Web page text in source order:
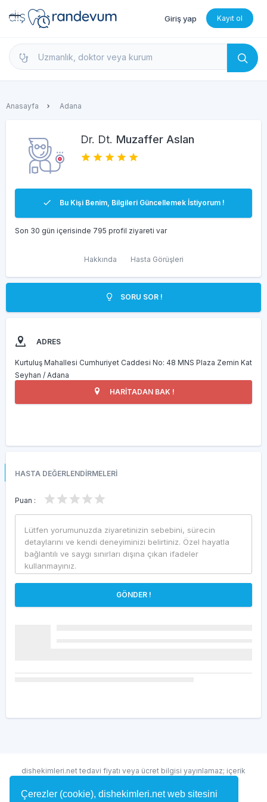
Çerezler (cookie), dishekimleri.net web sitesini
dishekimleri.net - Diş Hekimi Bul, Yorumları İncele
Giriş yap Kayıt ol
Anasayfa Adana
Dr. Dt. Muzaffer Aslan
Bu Kişi Benim, Bilgileri Güncellemek İstiyorum !
Son 30 gün içerisinde 795 profil ziyareti var
Hakkında Hasta Görüşleri
SORU SOR !
ADRES
Kurtuluş Mahallesi Cumhuriyet Caddesi No: 48 MNS Plaza Zemin Kat
Seyhan / Adana
HARİTADAN BAK !
HASTA DEĞERLENDİRMELERİ
Puan :
GÖNDER !
dishekimleri.net tedavi fiyatı veya ücret bilgisi yayınlamaz; içerik